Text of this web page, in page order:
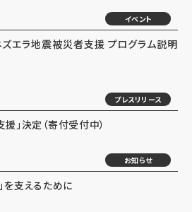
イベント
ズエラ地震被災者支援 プログラム説明
プレスリリース
」決定（寄付受付中）
お知らせ
を支えるために